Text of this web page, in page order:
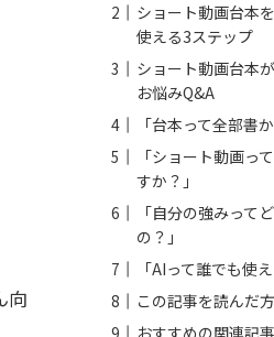
向
ショート動画台本
使える3ステップ
ショート動画台本
お悩みQ&A
「台本って全部書
「ショート動画っ
すか？」
「自分の強みって
の？」
「AIって誰でも使
この記事を読んだ